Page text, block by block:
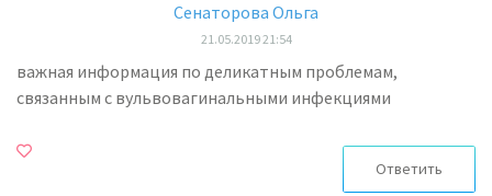
Сенаторова Ольга
21.05.2019 21:54
важная информация по деликатным проблемам,
связанным с вульвовагинальными инфекциями
Ответить